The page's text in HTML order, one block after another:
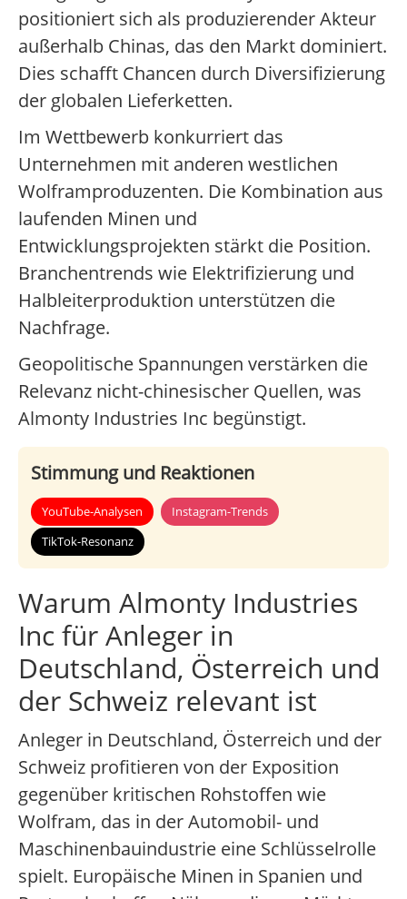
positioniert sich als produzierender Akteur
außerhalb Chinas, das den Markt dominiert.
Dies schafft Chancen durch Diversifizierung
der globalen Lieferketten.
Im Wettbewerb konkurriert das
Unternehmen mit anderen westlichen
Wolframproduzenten. Die Kombination aus
laufenden Minen und
Entwicklungsprojekten stärkt die Position.
Branchentrends wie Elektrifizierung und
Halbleiterproduktion unterstützen die
Nachfrage.
Geopolitische Spannungen verstärken die
Relevanz nicht-chinesischer Quellen, was
Almonty Industries Inc begünstigt.
Stimmung und Reaktionen
YouTube-Analysen
Instagram-Trends
TikTok-Resonanz
Warum Almonty Industries
Inc für Anleger in
Deutschland, Österreich und
der Schweiz relevant ist
Anleger in Deutschland, Österreich und der
Schweiz profitieren von der Exposition
gegenüber kritischen Rohstoffen wie
Wolfram, das in der Automobil- und
Maschinenbauindustrie eine Schlüsselrolle
spielt. Europäische Minen in Spanien und